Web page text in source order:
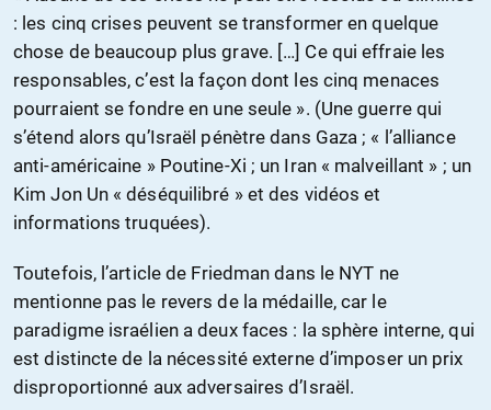
: les cinq crises peuvent se transformer en quelque
chose de beaucoup plus grave. […] Ce qui effraie les
responsables, c’est la façon dont les cinq menaces
pourraient se fondre en une seule ». (Une guerre qui
s’étend alors qu’Israël pénètre dans Gaza ; « l’alliance
anti-américaine » Poutine-Xi ; un Iran « malveillant » ; un
Kim Jon Un « déséquilibré » et des vidéos et
informations truquées).
Toutefois, l’article de Friedman dans le NYT ne
mentionne pas le revers de la médaille, car le
paradigme israélien a deux faces : la sphère interne, qui
est distincte de la nécessité externe d’imposer un prix
disproportionné aux adversaires d’Israël.